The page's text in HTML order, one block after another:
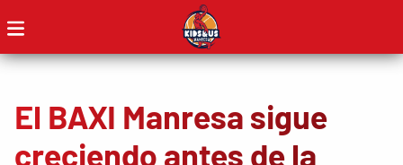
El BAXI Manresa sigue
creciendo antes de la